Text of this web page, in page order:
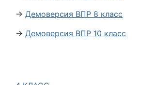
→ Демоверсия ВПР 8 класс
→ Демоверсия ВПР 10 класс